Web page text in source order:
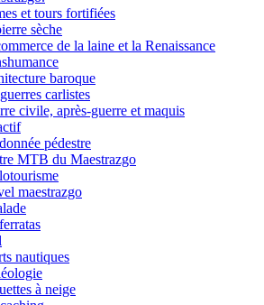
et tours fortifiées
sèche
de la laine et la Renaissance
baroque
carlistes
civile, après-guerre et maquis
pédestre
MTB du Maestrazgo
maestrazgo
nautiques
à neige